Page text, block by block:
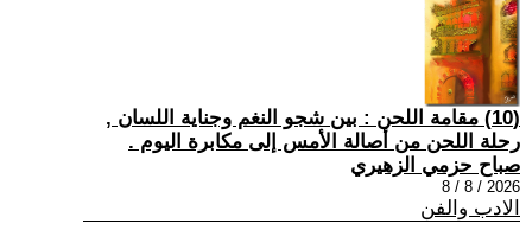
(10) مقامة اللحن : بين شجو النغم وجناية اللسان ,
رحلة اللحن من أصالة الأمس إلى مكابرة اليوم .
صباح حزمي الزهيري
2026 / 8 / 8
الادب والفن